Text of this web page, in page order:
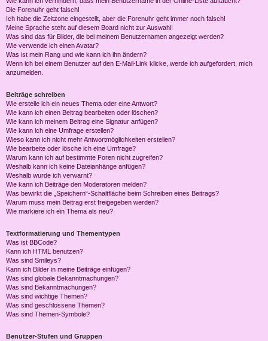
Die Forenuhr geht falsch!
Ich habe die Zeitzone eingestellt, aber die Forenuhr geht immer noch falsch!
Meine Sprache steht auf diesem Board nicht zur Auswahl!
Was sind das für Bilder, die bei meinem Benutzernamen angezeigt werden?
Wie verwende ich einen Avatar?
Was ist mein Rang und wie kann ich ihn ändern?
Wenn ich bei einem Benutzer auf den E-Mail-Link klicke, werde ich aufgefordert, mich
anzumelden.
Beiträge schreiben
Wie erstelle ich ein neues Thema oder eine Antwort?
Wie kann ich einen Beitrag bearbeiten oder löschen?
Wie kann ich meinem Beitrag eine Signatur anfügen?
Wie kann ich eine Umfrage erstellen?
Wieso kann ich nicht mehr Antwortmöglichkeiten erstellen?
Wie bearbeite oder lösche ich eine Umfrage?
Warum kann ich auf bestimmte Foren nicht zugreifen?
Weshalb kann ich keine Dateianhänge anfügen?
Weshalb wurde ich verwarnt?
Wie kann ich Beiträge den Moderatoren melden?
Was bewirkt die „Speichern“-Schaltfläche beim Schreiben eines Beitrags?
Warum muss mein Beitrag erst freigegeben werden?
Wie markiere ich ein Thema als neu?
Textformatierung und Thementypen
Was ist BBCode?
Kann ich HTML benutzen?
Was sind Smileys?
Kann ich Bilder in meine Beiträge einfügen?
Was sind globale Bekanntmachungen?
Was sind Bekanntmachungen?
Was sind wichtige Themen?
Was sind geschlossene Themen?
Was sind Themen-Symbole?
Benutzer-Stufen und Gruppen